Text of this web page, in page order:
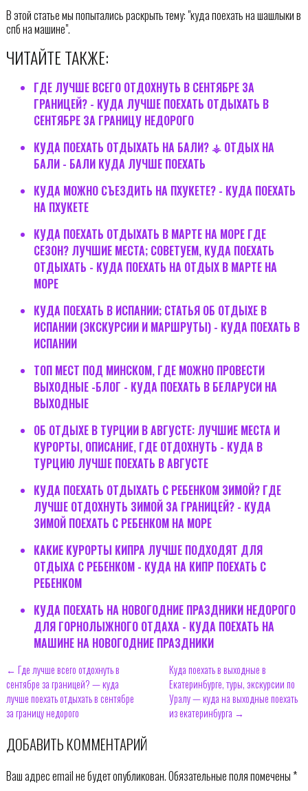
В этой статье мы попытались раскрыть тему: "куда поехать на шашлыки в
спб на машине".
ЧИТАЙТЕ ТАКЖЕ:
ГДЕ ЛУЧШЕ ВСЕГО ОТДОХНУТЬ В СЕНТЯБРЕ ЗА
ГРАНИЦЕЙ? - КУДА ЛУЧШЕ ПОЕХАТЬ ОТДЫХАТЬ В
СЕНТЯБРЕ ЗА ГРАНИЦУ НЕДОРОГО
КУДА ПОЕХАТЬ ОТДЫХАТЬ НА БАЛИ? ⚶ ОТДЫХ НА
БАЛИ - БАЛИ КУДА ЛУЧШЕ ПОЕХАТЬ
КУДА МОЖНО СЪЕЗДИТЬ НА ПХУКЕТЕ? - КУДА ПОЕХАТЬ
НА ПХУКЕТЕ
КУДА ПОЕХАТЬ ОТДЫХАТЬ В МАРТЕ НА МОРЕ ГДЕ
СЕЗОН? ЛУЧШИЕ МЕСТА; СОВЕТУЕМ, КУДА ПОЕХАТЬ
ОТДЫХАТЬ - КУДА ПОЕХАТЬ НА ОТДЫХ В МАРТЕ НА
МОРЕ
КУДА ПОЕХАТЬ В ИСПАНИИ; СТАТЬЯ ОБ ОТДЫХЕ В
ИСПАНИИ (ЭКСКУРСИИ И МАРШРУТЫ) - КУДА ПОЕХАТЬ В
ИСПАНИИ
ТОП МЕСТ ПОД МИНСКОМ, ГДЕ МОЖНО ПРОВЕСТИ
ВЫХОДНЫЕ -БЛОГ - КУДА ПОЕХАТЬ В БЕЛАРУСИ НА
ВЫХОДНЫЕ
ОБ ОТДЫХЕ В ТУРЦИИ В АВГУСТЕ: ЛУЧШИЕ МЕСТА И
КУРОРТЫ, ОПИСАНИЕ, ГДЕ ОТДОХНУТЬ - КУДА В
ТУРЦИЮ ЛУЧШЕ ПОЕХАТЬ В АВГУСТЕ
КУДА ПОЕХАТЬ ОТДЫХАТЬ С РЕБЕНКОМ ЗИМОЙ? ГДЕ
ЛУЧШЕ ОТДОХНУТЬ ЗИМОЙ ЗА ГРАНИЦЕЙ? - КУДА
ЗИМОЙ ПОЕХАТЬ С РЕБЕНКОМ НА МОРЕ
КАКИЕ КУРОРТЫ КИПРА ЛУЧШЕ ПОДХОДЯТ ДЛЯ
ОТДЫХА С РЕБЕНКОМ - КУДА НА КИПР ПОЕХАТЬ С
РЕБЕНКОМ
КУДА ПОЕХАТЬ НА НОВОГОДНИЕ ПРАЗДНИКИ НЕДОРОГО
ДЛЯ ГОРНОЛЫЖНОГО ОТДАХА - КУДА ПОЕХАТЬ НА
МАШИНЕ НА НОВОГОДНИЕ ПРАЗДНИКИ
← Где лучше всего отдохнуть в
сентябре за границей? — куда
лучше поехать отдыхать в сентябре
за границу недорого
Куда поехать в выходные в
Екатеринбурге, туры, экскурсии по
Уралу — куда на выходные поехать
из екатеринбурга →
ДОБАВИТЬ КОММЕНТАРИЙ
Ваш адрес email не будет опубликован.Обязательные поля помечены*